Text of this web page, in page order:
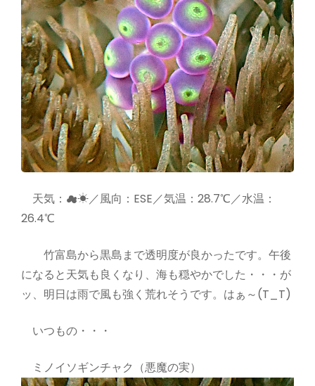
天気：☁☀／風向：ESE／気温：28.7℃／水温：
26.4℃
竹富島から黒島まで透明度が良かったです。午後
になると天気も良くなり、海も穏やかでした・・・が
ッ、明日は雨で風も強く荒れそうです。はぁ～(T_T)
いつもの・・・
ミノイソギンチャク（悪魔の実）